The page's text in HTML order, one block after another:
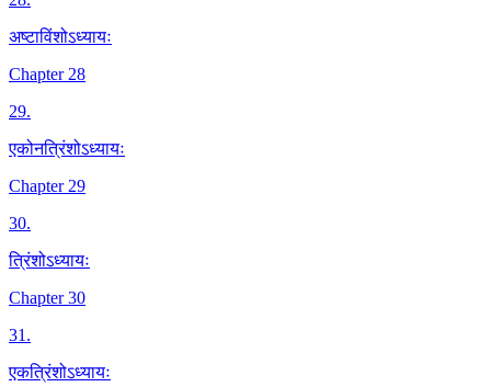
अष्टाविंशोऽध्यायः
Chapter 28
29.
एकोनत्रिंशोऽध्यायः
Chapter 29
30.
त्रिंशोऽध्यायः
Chapter 30
31.
एकत्रिंशोऽध्यायः